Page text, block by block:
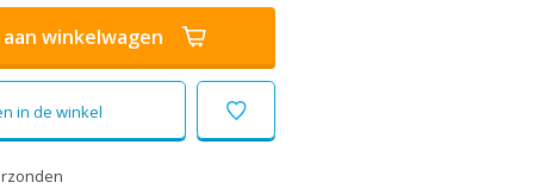
winkelwagen
in de winkel